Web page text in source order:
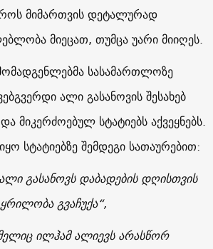
მიმართვის დეტალურად
მიეცათ, თუმცა უარი მიიღეს.
სასამართლოზე
ალი გასანოვის შესახებ
მიკერძოებულ სტატიებს აქვეყნებს.
სტატიებზე შემდეგი სათაურებით:
გასანოვს დაბადების დღისთვის
ყრილობა გვაჩუქა“,
ილჰამ ალიევს არასწორ